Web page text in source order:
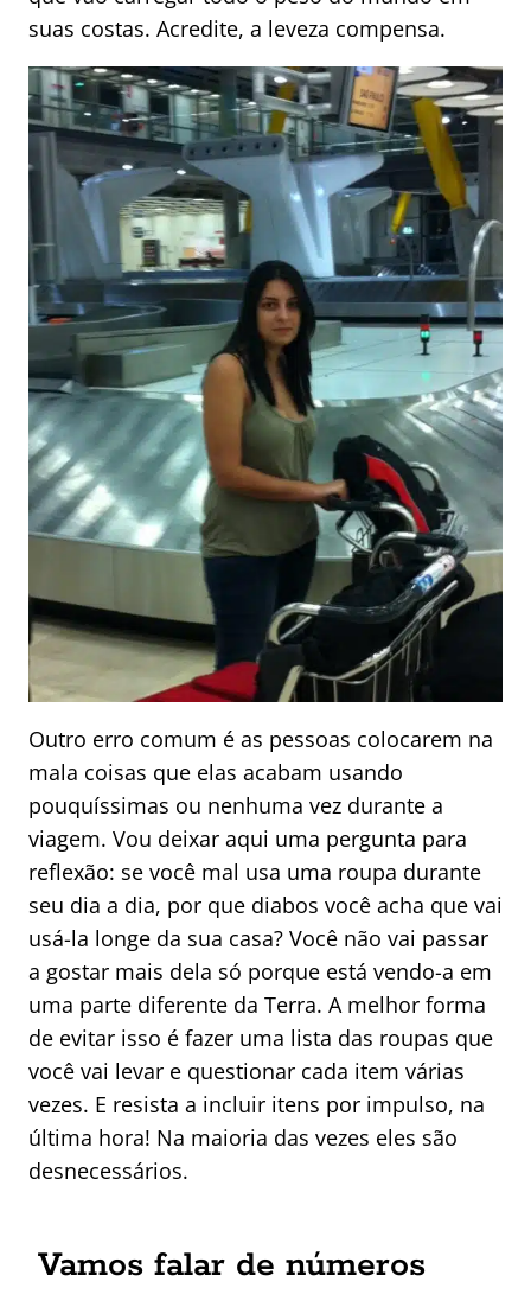
suas costas. Acredite, a leveza compensa.
Outro erro comum é as pessoas colocarem na
mala coisas que elas acabam usando
pouquíssimas ou nenhuma vez durante a
viagem. Vou deixar aqui uma pergunta para
reflexão: se você mal usa uma roupa durante
seu dia a dia, por que diabos você acha que vai
usá-la longe da sua casa? Você não vai passar
a gostar mais dela só porque está vendo-a em
uma parte diferente da Terra. A melhor forma
de evitar isso é fazer uma lista das roupas que
você vai levar e questionar cada item várias
vezes. E resista a incluir itens por impulso, na
última hora! Na maioria das vezes eles são
desnecessários.
Vamos falar de números